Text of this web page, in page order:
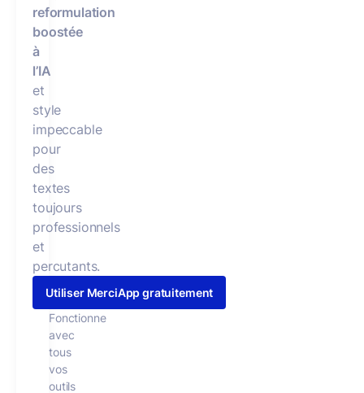
reformulation
boostée
à
l’IA
et
style
impeccable
pour
des
textes
toujours
professionnels
et
percutants.
Utiliser MerciApp gratuitement
Fonctionne
avec
tous
vos
outils